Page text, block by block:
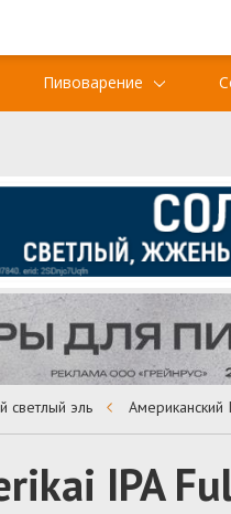
Пивоварение
светлый эль Американский
IPA